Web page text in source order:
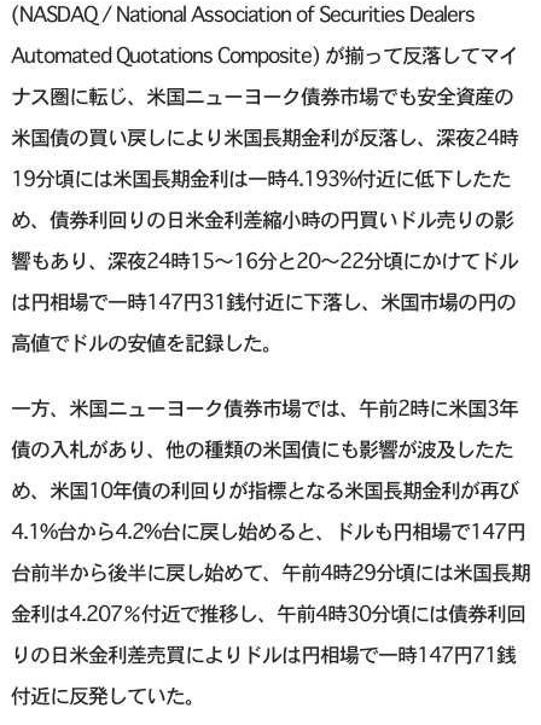
(NASDAQ / National Association of Securities Dealers
Automated Quotations Composite) が揃って反落してマイ
ナス圏に転じ、米国ニューヨーク債券市場でも安全資産の
米国債の買い戻しにより米国長期金利が反落し、深夜24時
19分頃には米国長期金利は一時4.193%付近に低下したた
め、債券利回りの日米金利差縮小時の円買いドル売りの影
響もあり、深夜24時15〜16分と20〜22分頃にかけてドル
は円相場で一時147円31銭付近に下落し、米国市場の円の
高値でドルの安値を記録した。
一方、米国ニューヨーク債券市場では、午前2時に米国3年
債の入札があり、他の種類の米国債にも影響が波及したた
め、米国10年債の利回りが指標となる米国長期金利が再び
4.1%台から4.2%台に戻し始めると、ドルも円相場で147円
台前半から後半に戻し始めて、午前4時29分頃には米国長期
金利は4.207％付近で推移し、午前4時30分頃には債券利回
りの日米金利差売買によりドルは円相場で一時147円71銭
付近に反発していた。